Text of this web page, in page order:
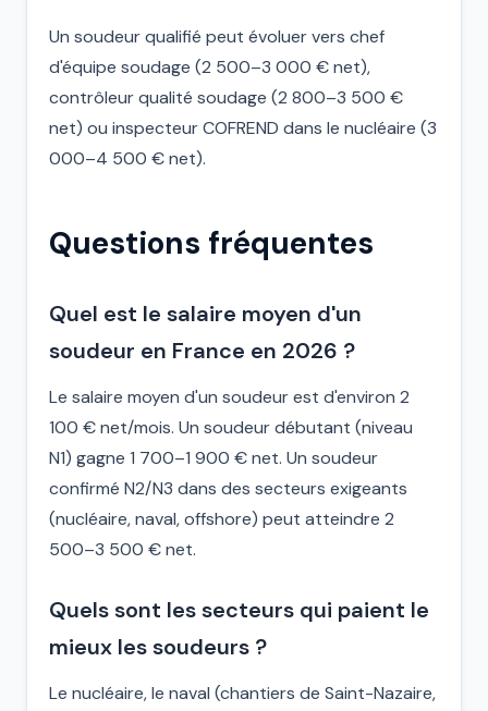
Un soudeur qualifié peut évoluer vers chef
d'équipe soudage (2 500–3 000 € net),
contrôleur qualité soudage (2 800–3 500 €
net) ou inspecteur COFREND dans le nucléaire (3
000–4 500 € net).
Questions fréquentes
Quel est le salaire moyen d'un
soudeur en France en 2026 ?
Le salaire moyen d'un soudeur est d'environ 2
100 € net/mois. Un soudeur débutant (niveau
N1) gagne 1 700–1 900 € net. Un soudeur
confirmé N2/N3 dans des secteurs exigeants
(nucléaire, naval, offshore) peut atteindre 2
500–3 500 € net.
Quels sont les secteurs qui paient le
mieux les soudeurs ?
Le nucléaire, le naval (chantiers de Saint-Nazaire,